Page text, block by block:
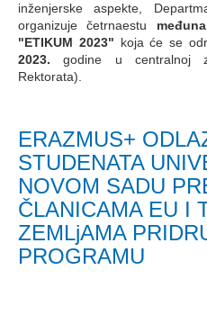
inženjerske aspekte,
organizuje četrnaestu
"ETIKUM 2023" koja će se
2023.godine u centralnoj
Rektorata).
ERAZMUS+
STUDENATA
NOVOM SADU
ČLANICAMA EU I
ZEMLjAMA
PROGRAMU